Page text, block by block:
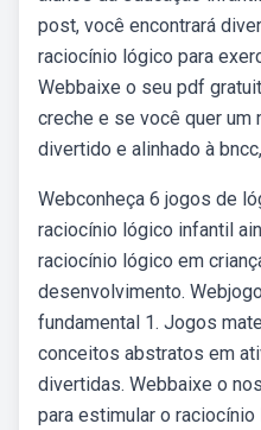
post, você encontrará
raciocínio lógico para
Webbaixe o seu pdf
creche e se você quer um
divertido e alinhado à
Webconheça 6 jogos de
raciocínio lógico infantil
raciocínio lógico em
desenvolvimento.
fundamental 1. Jogos
conceitos abstratos em
divertidas. Webbaixe o
para estimular o